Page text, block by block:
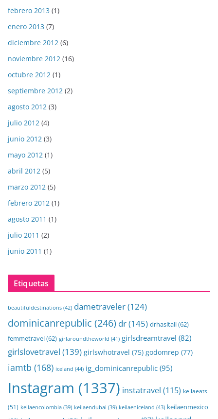
febrero 2013 (1)
enero 2013 (7)
diciembre 2012 (6)
noviembre 2012 (16)
octubre 2012 (1)
septiembre 2012 (2)
agosto 2012 (3)
julio 2012 (4)
junio 2012 (3)
mayo 2012 (1)
abril 2012 (5)
marzo 2012 (5)
febrero 2012 (1)
agosto 2011 (1)
julio 2011 (2)
junio 2011 (1)
Etiquetas
beautifuldestinations (42) dametraveler(124)
dominicanrepublic (246) dr(145) drhasitall(62)
femmetravel(62) girlaroundtheworld (41) girlsdreamtravel (82)
girlslovetravel (139) girlswhotravel (75) godomrep (77)
iamtb (168) iceland (44) ig_dominicanrepublic (95)
Instagram (1337) instatravel (115) keilaeats
(51) keilaencolombia (39) keilaendubai (39) keilaeniceland (43) keilaenmexico